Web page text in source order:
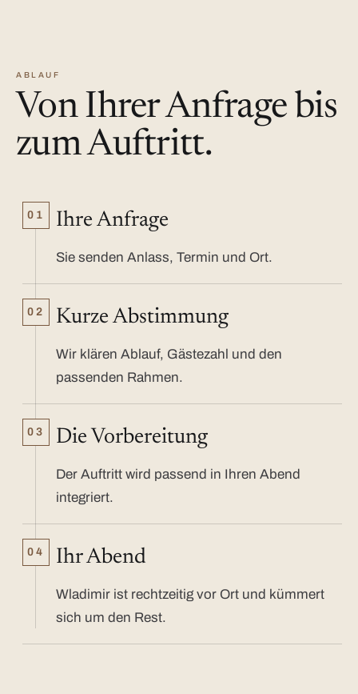
ABLAUF
Von Ihrer Anfrage bis
zum Auftritt.
01 Ihre Anfrage
Sie senden Anlass, Termin und Ort.
02 Kurze Abstimmung
Wir klären Ablauf, Gästezahl und den
passenden Rahmen.
03 Die Vorbereitung
Der Auftritt wird passend in Ihren Abend
integriert.
04 Ihr Abend
Wladimir ist rechtzeitig vor Ort und kümmert
sich um den Rest.